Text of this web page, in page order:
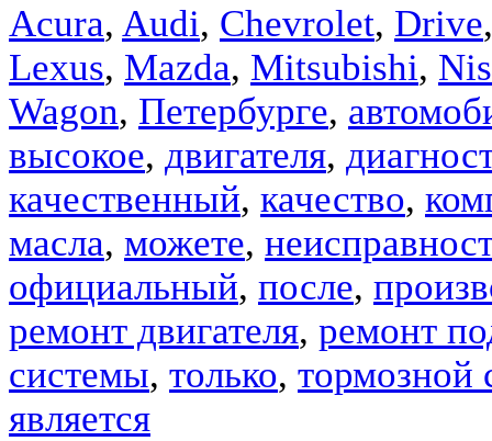
Acura, Audi, Chevrolet, Drive
Lexus, Mazda, Mitsubishi,
Wagon, Петербурге,
высокое, двигателя,
качественный, качество,
масла, можете,
официальный, после,
ремонт двигателя, ремонт
системы, только, тормозной
является